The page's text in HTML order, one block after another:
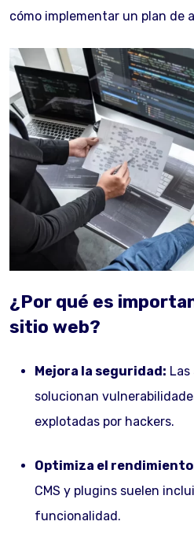
cómo implementar un plan de
¿Por qué es
sitio web?
Mejora la seguridad:
solucionan
explotadas por hackers.
Optimiza el
CMS y plugins suelen
funcionalidad.